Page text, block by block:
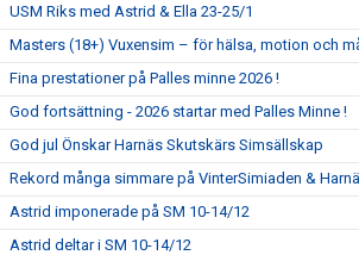
USM Riks med Astrid & Ella 23-25/1
Masters (18+) Vuxensim – för hälsa, motion och
Fina prestationer på Palles minne 2026 !
God fortsättning - 2026 startar med Palles Minne !
God jul Önskar Harnäs Skutskärs Simsällskap
Rekord många simmare på VinterSimiaden &
Astrid imponerade på SM 10-14/12
Astrid deltar i SM 10-14/12